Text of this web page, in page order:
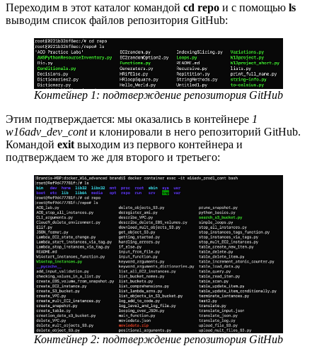
Переходим в этот каталог командой cd repo и с помощью ls
выводим список файлов репозитория GitHub:
Контейнер 1: подтверждение репозитория GitHub
Этим подтверждается: мы оказались в контейнере 1
w16adv_dev_contи клонировали в него репозиторий GitHub.
Командой exitвыходим из первого контейнера и
подтверждаем то же для второго и третьего:
Контейнер 2: подтверждение репозитория GitHub